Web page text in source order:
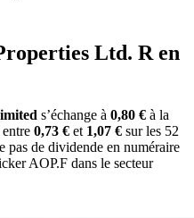
Ltd. R en
s’échange à 0,80 € à la
0,73 € et 1,07 € sur les 52
pas de dividende en numéraire
AOP.F dans le secteur